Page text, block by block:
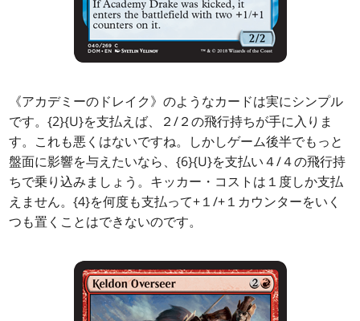
《アカデミーのドレイク》のようなカードは実にシンプル
です。{2}{U}を支払えば、２/２の飛行持ちが手に入りま
す。これも悪くはないですね。しかしゲーム後半でもっと
盤面に影響を与えたいなら、{6}{U}を支払い４/４の飛行持
ちで乗り込みましょう。キッカー・コストは１度しか支払
えません。{4}を何度も支払って+１/+１カウンターをいく
つも置くことはできないのです。